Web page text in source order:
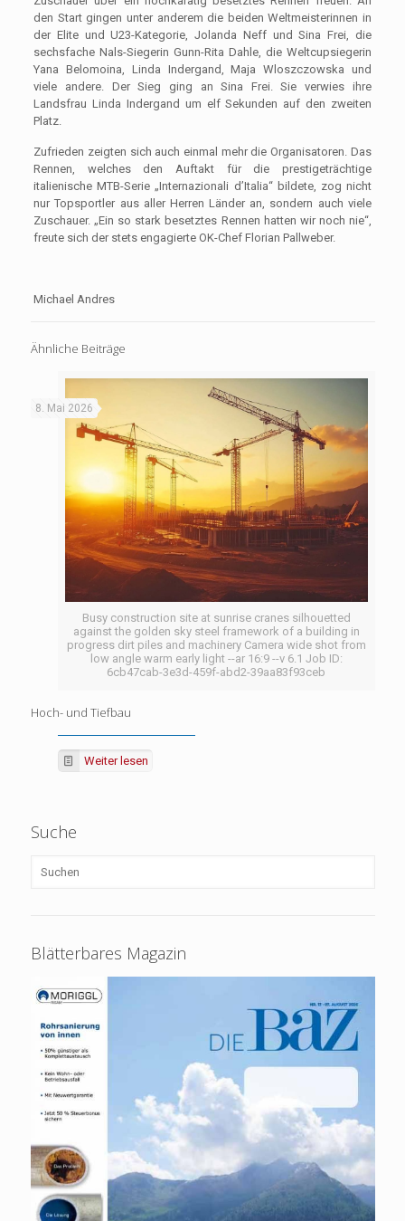
den Start gingen unter anderem die beiden Weltmeisterinnen in
der Elite und U23-Kategorie, Jolanda Neff und Sina Frei, die
sechsfache Nals-Siegerin Gunn-­Rita Dahle, die Weltcupsiegerin
Yana Belomoina, Linda Indergand, Maja Wloszczowska und
viele andere. Der Sieg ging an Sina Frei. Sie verwies ihre
Landsfrau Linda Indergand um elf Sekunden auf den zweiten
Platz.
Zufrieden zeigten sich auch einmal mehr die Organisatoren. Das
Rennen, welches den Auftakt für die prestigeträchtige
italienische MTB-Serie „Internazionali d’Italia“ bildete, zog nicht
nur Topsportler aus aller Herren Länder an, sondern auch viele
Zuschauer. „Ein so stark besetztes Rennen hatten wir noch nie“,
freute sich der stets engagierte OK-Chef Florian Pallweber.
Michael Andres
Ähnliche Beiträge
Busy construction site at sunrise cranes silhouetted
against the golden sky steel framework of a building in
progress dirt piles and machinery Camera wide shot from
low angle warm early light --ar 16:9 --v 6.1 Job ID:
6cb47cab-3e3d-459f-abd2-39aa83f93ceb
8. Mai 2026
Hoch- und Tiefbau
Weiter lesen
Suche
Blätterbares Magazin